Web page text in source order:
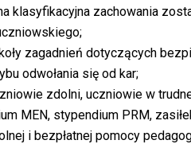
klasyfikacyjna zachowania
zagadnień dotyczących
odwołania się od kar;
zdolni, uczniowie w
MEN, stypendium PRM,
i bezpłatnej pomocy